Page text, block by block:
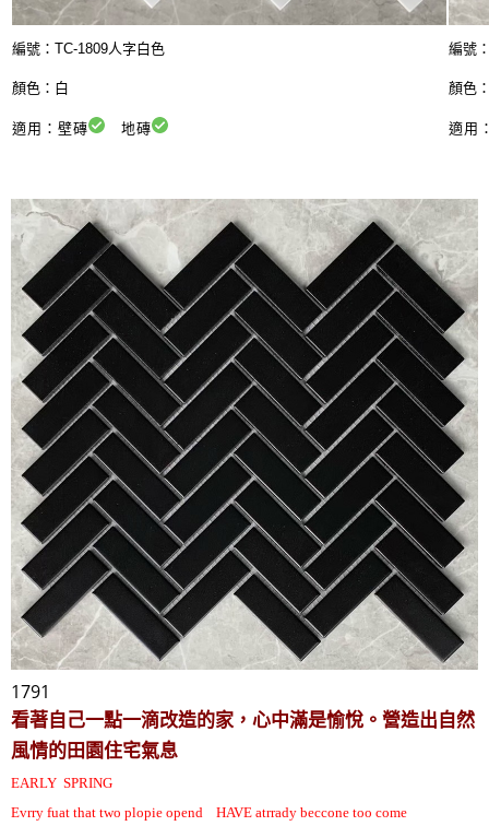
編號： TC-1809人字白色
顏色：白
適用：壁磚 地磚
編號
顏色
適用
1791
看著自己一點一滴改造的家，心中滿是愉悅。營造出自然
風情的田園住宅氣息
EARLY SPRING
Evrry fuat that two plopie opend HAVE atrrady beccone too come